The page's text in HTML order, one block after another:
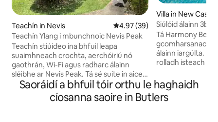
Teachín in Nevis Meánrátáil 4.97 as 5, 39
4.97 (39)
Teachín Ylang i mbunchnoic Nevis Peak
Teachín stiúideo ina bhfuil leapa
suaimhneach crochta, aerchóiriú nó
gaothrán, Wi-Fi agus radharc álainn
sléibhe ar Nevis Peak. Tá sé suite in aice
le príomháit chónaithe an úinéara.
Oiriúnach do dhuine aonair nó do lánúin.
Cistin ina bhfuil bunrudaí, uirlisí, miasa
Villa in New Castle
Siúlóid álainn
nóiméad chun na
Tá Harmony
gcomharsanacht
álainn iargúlta. Féach ar na tonnta ag
rolladh isteach go
mó de na
Smaoiníodh ar
chinntiú go
Saoráidí a bhfuil tóir orthu le haghaidh
cíosanna saoire in Butlers